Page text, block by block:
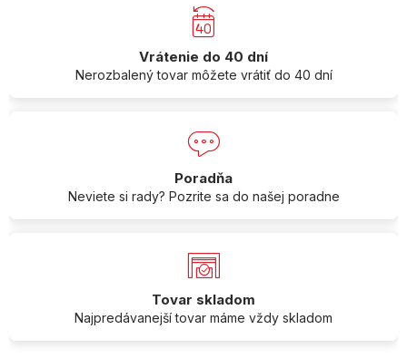
Vrátenie do 40 dní
Nerozbalený tovar môžete vrátiť do 40 dní
Poradňa
Neviete si rady? Pozrite sa do našej poradne
Tovar skladom
Najpredávanejší tovar máme vždy skladom